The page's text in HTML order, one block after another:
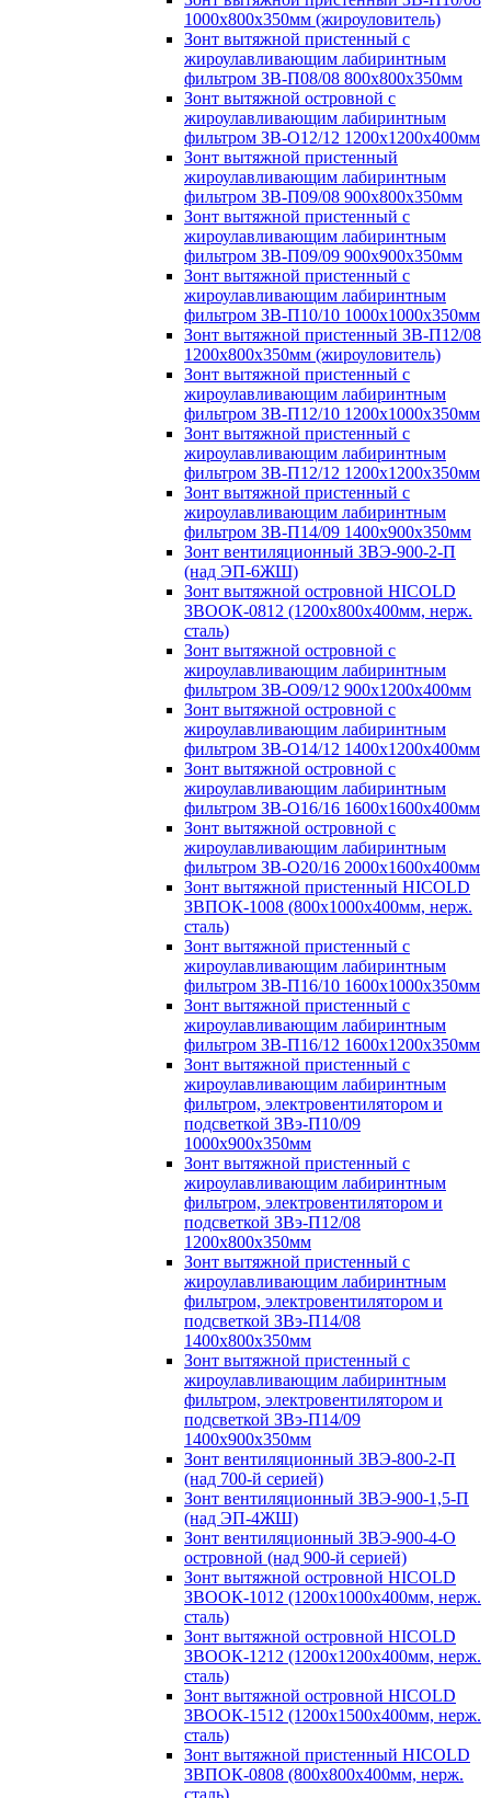
1000х800х350мм (жироуловитель)
Зонт вытяжной пристенный с
жироулавливающим лабиринтным
фильтром ЗВ-П08/08 800х800х350мм
Зонт вытяжной островной с
жироулавливающим лабиринтным
фильтром ЗВ-О12/12 1200х1200х400мм
Зонт вытяжной пристенный
жироулавливающим лабиринтным
фильтром ЗВ-П09/08 900х800х350мм
Зонт вытяжной пристенный с
жироулавливающим лабиринтным
фильтром ЗВ-П09/09 900х900х350мм
Зонт вытяжной пристенный с
жироулавливающим лабиринтным
фильтром ЗВ-П10/10 1000х1000х350мм
Зонт вытяжной пристенный ЗВ-П12/08
1200х800х350мм (жироуловитель)
Зонт вытяжной пристенный с
жироулавливающим лабиринтным
фильтром ЗВ-П12/10 1200х1000х350мм
Зонт вытяжной пристенный с
жироулавливающим лабиринтным
фильтром ЗВ-П12/12 1200х1200х350мм
Зонт вытяжной пристенный с
жироулавливающим лабиринтным
фильтром ЗВ-П14/09 1400х900х350мм
Зонт вентиляционный ЗВЭ-900-2-П
(над ЭП-6ЖШ)
Зонт вытяжной островной HICOLD
ЗВООК-0812 (1200х800x400мм, нерж.
сталь)
Зонт вытяжной островной с
жироулавливающим лабиринтным
фильтром ЗВ-О09/12 900х1200х400мм
Зонт вытяжной островной с
жироулавливающим лабиринтным
фильтром ЗВ-О14/12 1400х1200х400мм
Зонт вытяжной островной с
жироулавливающим лабиринтным
фильтром ЗВ-О16/16 1600х1600х400мм
Зонт вытяжной островной с
жироулавливающим лабиринтным
фильтром ЗВ-О20/16 2000х1600х400мм
Зонт вытяжной пристенный HICOLD
ЗВПОК-1008 (800х1000х400мм, нерж.
сталь)
Зонт вытяжной пристенный с
жироулавливающим лабиринтным
фильтром ЗВ-П16/10 1600х1000х350мм
Зонт вытяжной пристенный с
жироулавливающим лабиринтным
фильтром ЗВ-П16/12 1600х1200х350мм
Зонт вытяжной пристенный с
жироулавливающим лабиринтным
фильтром, электровентилятором и
подсветкой ЗВэ-П10/09
1000х900х350мм
Зонт вытяжной пристенный с
жироулавливающим лабиринтным
фильтром, электровентилятором и
подсветкой ЗВэ-П12/08
1200х800х350мм
Зонт вытяжной пристенный с
жироулавливающим лабиринтным
фильтром, электровентилятором и
подсветкой ЗВэ-П14/08
1400х800х350мм
Зонт вытяжной пристенный с
жироулавливающим лабиринтным
фильтром, электровентилятором и
подсветкой ЗВэ-П14/09
1400х900х350мм
Зонт вентиляционный ЗВЭ-800-2-П
(над 700-й серией)
Зонт вентиляционный ЗВЭ-900-1,5-П
(над ЭП-4ЖШ)
Зонт вентиляционный ЗВЭ-900-4-О
островной (над 900-й серией)
Зонт вытяжной островной HICOLD
ЗВООК-1012 (1200х1000х400мм, нерж.
сталь)
Зонт вытяжной островной HICOLD
ЗВООК-1212 (1200x1200x400мм, нерж.
сталь)
Зонт вытяжной островной HICOLD
ЗВООК-1512 (1200х1500х400мм, нерж.
сталь)
Зонт вытяжной пристенный HICOLD
ЗВПОК-0808 (800х800х400мм, нерж.
сталь)